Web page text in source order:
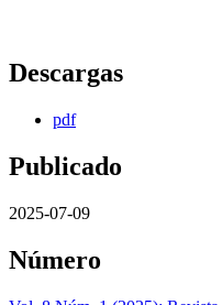
Descargas
pdf
Publicado
2025-07-09
Número